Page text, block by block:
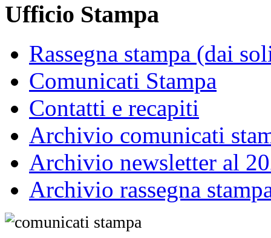
Ufficio Stampa
Rassegna stampa (dai
Comunicati Stampa
Contatti e recapiti
Archivio comunicati
Archivio newsletter al
Archivio rassegna